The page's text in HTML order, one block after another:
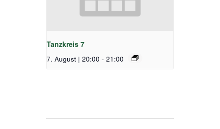
Tanzkreis 7
7. August | 20:00 - 21:00